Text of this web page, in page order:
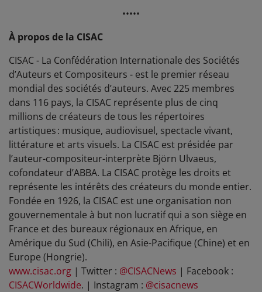
•••••
À propos de la CISAC
CISAC - La Confédération Internationale des Sociétés
d’Auteurs et Compositeurs - est le premier réseau
mondial des sociétés d’auteurs. Avec 225 membres
dans 116 pays, la CISAC représente plus de cinq
millions de créateurs de tous les répertoires
artistiques : musique, audiovisuel, spectacle vivant,
littérature et arts visuels. La CISAC est présidée par
l’auteur-compositeur-interprète Björn Ulvaeus,
cofondateur d’ABBA. La CISAC protège les droits et
représente les intérêts des créateurs du monde entier.
Fondée en 1926, la CISAC est une organisation non
gouvernementale à but non lucratif qui a son siège en
France et des bureaux régionaux en Afrique, en
Amérique du Sud (Chili), en Asie-Pacifique (Chine) et en
Europe (Hongrie).
www.cisac.org | Twitter : @CISACNews | Facebook :
CISACWorldwide. | Instagram : @cisacnews